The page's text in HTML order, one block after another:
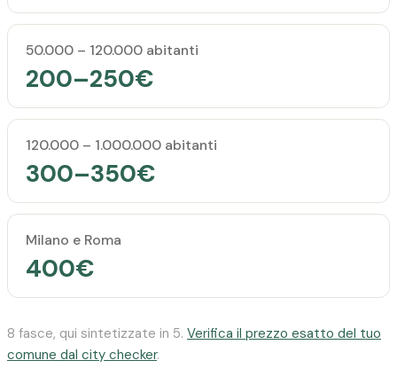
50.000 – 120.000 abitanti
200–250€
120.000 – 1.000.000 abitanti
300–350€
Milano e Roma
400€
8 fasce, qui sintetizzate in 5. Verifica il prezzo esatto del tuo
comune dal city checker.